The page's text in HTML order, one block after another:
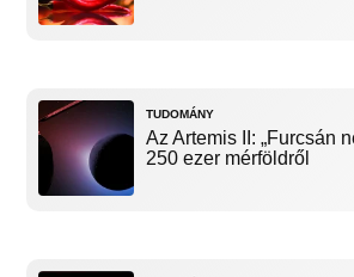
TUDOMÁNY
Az Artemis II: „Furcsán
250 ezer mérföldről